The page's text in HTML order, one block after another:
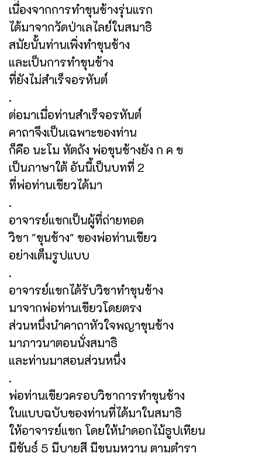
เนื่องจากการทำขุนช้างรุ่นแรก
ได้มาจากวัดป่าเลไลย์ในสมาธิ
สมัยนั้นท่านเพิ่งทำขุนช้าง
และเป็นการทำขุนช้าง
ที่ยังไม่สำเร็จอรหันต์
.
ต่อมาเมื่อท่านสำเร็จอรหันต์
คาถาจึงเป็นเฉพาะของท่าน
ก็คือ นะโม หัตถัง พ่อขุนช้างยัง ก ค ข
เป็นภาษาใต้ อันนี้เป็นบทที่ 2
ที่พ่อท่านเขียวได้มา
.
อาจารย์แขกเป็นผู้ที่ถ่ายทอด
วิชา "ขุนช้าง" ของพ่อท่านเขียว
อย่างเต็มรูปแบบ
.
อาจารย์แขกได้รับวิชาทำขุนช้าง
มาจากพ่อท่านเขียวโดยตรง
ส่วนหนึ่งนำคาถาหัวใจพญาขุนช้าง
มาภาวนาตอนนั่งสมาธิ
และท่านมาสอนส่วนหนึ่ง
.
พ่อท่านเขียวครอบวิชาการทำขุนช้าง
ในแบบฉบับของท่านที่ได้มาในสมาธิ
ให้อาจารย์แขก โดยให้นำดอกไม้ธูปเทียน
มีขันธ์ 5 มีบายสี มีขนมหวาน ตามตำรา